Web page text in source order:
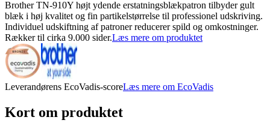
Brother TN-910Y højt ydende erstatningsblækpatron tilbyder gult
blæk i høj kvalitet og fin partikelstørrelse til professionel udskriving.
Individuel udskiftning af patroner reducerer spild og omkostninger.
Rækker til cirka 9.000 sider.Læs mere om produktet
Leverandørens EcoVadis-scoreLæs mere om EcoVadis
Kort om produktet